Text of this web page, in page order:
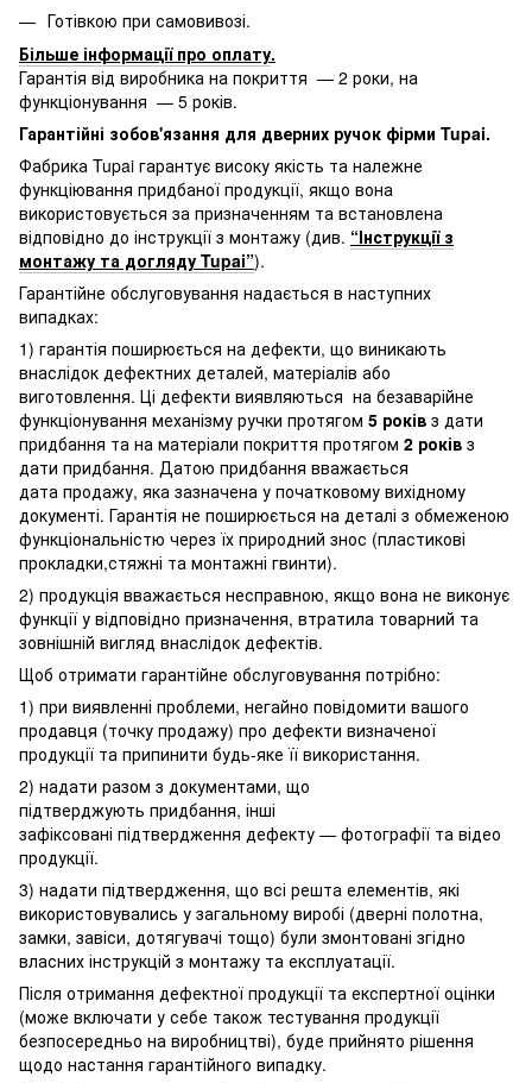
Готівкою при самовивозі.
Більше інформації про оплату.
Гарантія від виробника на покриття — 2 роки, на
функціонування — 5 років.
Гарантійні зобов'язання для дверних ручок фірми Tupai.
Фабрика Tupai гарантує високу якість та належне
функціювання придбаної продукції, якщо вона
використовується за призначенням та встановлена
відповідно до інструкції з монтажу (див. “Інструкції з
монтажу та догляду Tupai”).
Гарантійне обслуговування надається в наступних
випадках:
1) гарантія поширюється на дефекти, що виникають
внаслідок дефектних деталей, матеріалів або
виготовлення. Ці дефекти виявляються на безаварійне
функціонування механізму ручки протягом 5 років з дати
придбання та на матеріали покриття протягом 2 років з
дати придбання. Датою придбання вважається
дата продажу, яка зазначена у початковому вихідному
документі. Гарантія не поширюється на деталі з обмеженою
функціональністю через їх природний знос (пластикові
прокладки,стяжні та монтажні гвинти).
2) продукція вважається несправною, якщо вона не виконує
функції у відповідно призначення, втратила товарний та
зовнішній вигляд внаслідок дефектів.
Щоб отримати гарантійне обслуговування потрібно:
1) при виявленні проблеми, негайно повідомити вашого
продавця (точку продажу) про дефекти визначеної
продукції та припинити будь-яке її використання.
2) надати разом з документами, що
підтверджують придбання, інші
зафіксовані підтвердження дефекту — фотографії та відео
продукції.
3) надати підтвердження, що всі решта елементів, які
використовувались у загальному виробі (дверні полотна,
замки, завіси, дотягувачі тощо) були змонтовані згідно
власних інструкцій з монтажу та експлуатації.
Після отримання дефектної продукції та експертної оцінки
(може включати у себе також тестування продукції
безпосередньо на виробництві), буде прийнято рішення
щодо настання гарантійного випадку.